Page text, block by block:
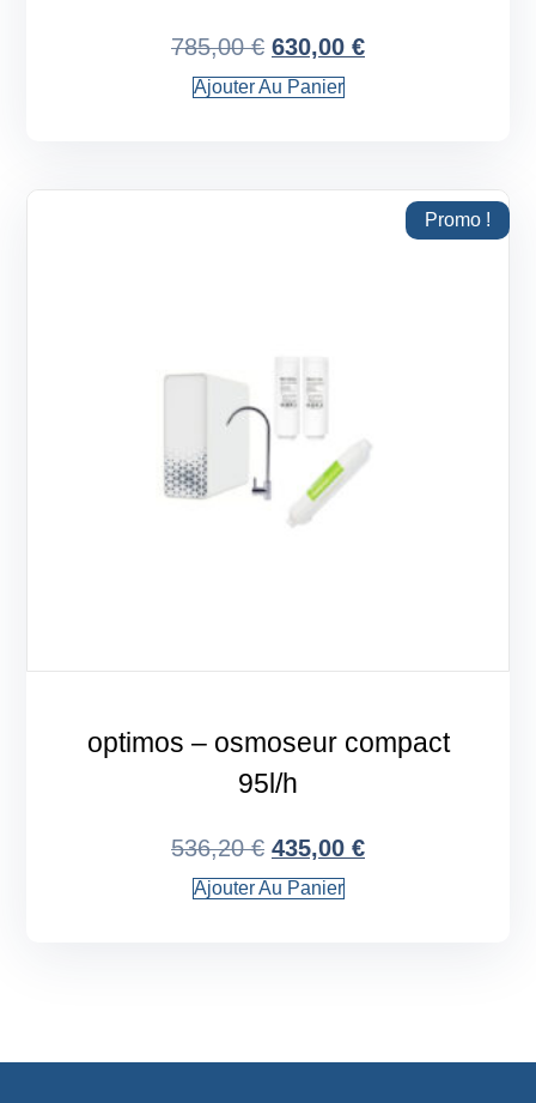
785,00€ 630,00 €
Ajouter Au Panier
Promo !
optimos – osmoseur compact
95l/h
536,20€ 435,00 €
Ajouter Au Panier